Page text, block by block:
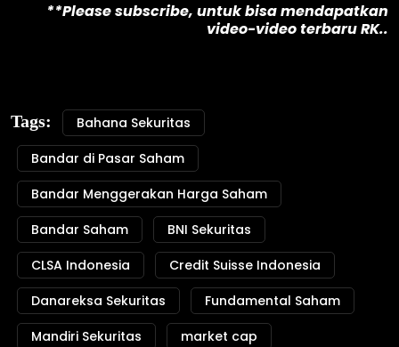
**Please subscribe, untuk bisa mendapatkan
video-video terbaru RK..
Tags:
Bahana Sekuritas
Bandar di Pasar Saham
Bandar Menggerakan Harga Saham
Bandar Saham
BNI Sekuritas
CLSA Indonesia
Credit Suisse Indonesia
Danareksa Sekuritas
Fundamental Saham
Mandiri Sekuritas
market cap